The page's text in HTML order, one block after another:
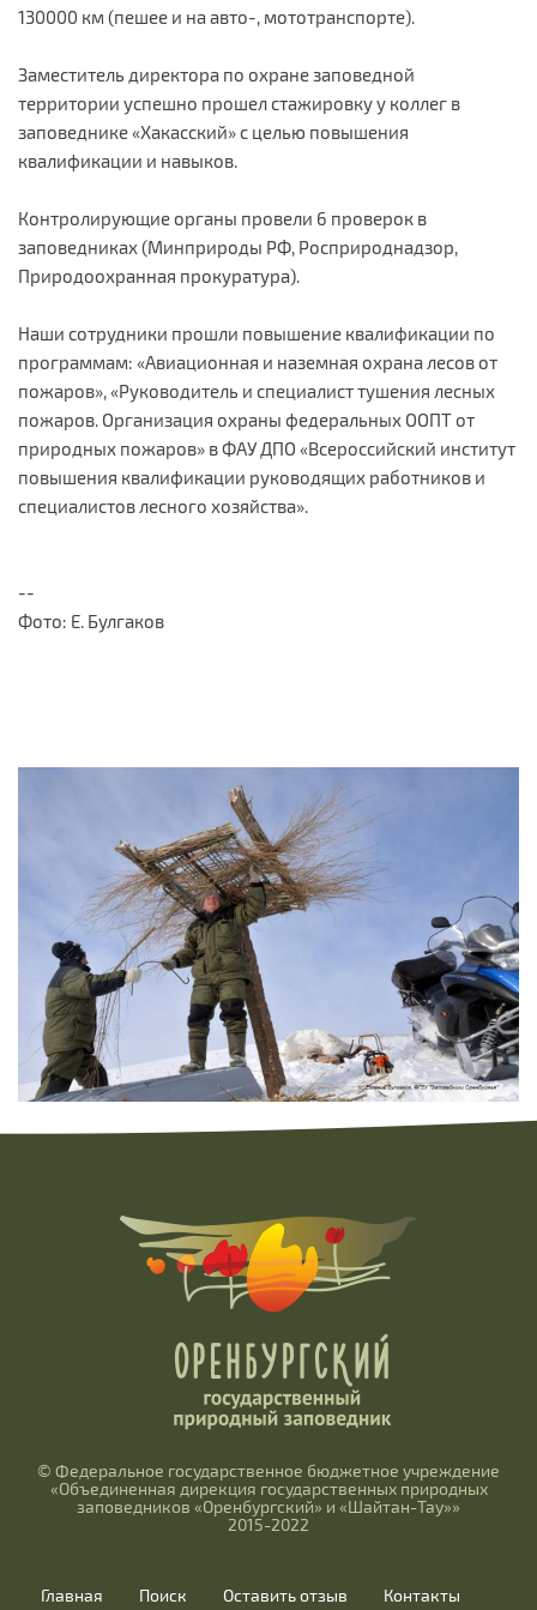
130000 км (пешее и на авто-, мототранспорте).
Заместитель директора по охране заповедной
территории успешно прошел стажировку у коллег в
заповеднике «Хакасский» с целью повышения
квалификации и навыков.
Контролирующие органы провели 6 проверок в
заповедниках (Минприроды РФ, Росприроднадзор,
Природоохранная прокуратура).
Наши сотрудники прошли повышение квалификации по
программам: «Авиационная и наземная охрана лесов от
пожаров», «Руководитель и специалист тушения лесных
пожаров. Организация охраны федеральных ООПТ от
природных пожаров» в ФАУ ДПО «Всероссийский институт
повышения квалификации руководящих работников и
специалистов лесного хозяйства».
--
Фото: Е. Булгаков
© Федеральное государственное бюджетное учреждение
«Объединенная дирекция государственных природных
заповедников «Оренбургский» и «Шайтан-Тау»»
2015-2022
Главная Поиск Оставить отзыв Контакты